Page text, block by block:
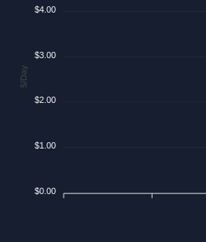
$4.00
$3.00
$2.00
$1.00
$0.00
$/Day